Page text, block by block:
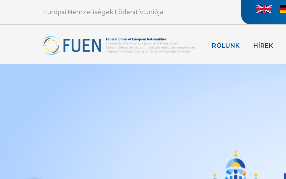
Európai Nemzetiségek Föderatív Uniója
RÓLUNK HÍREK